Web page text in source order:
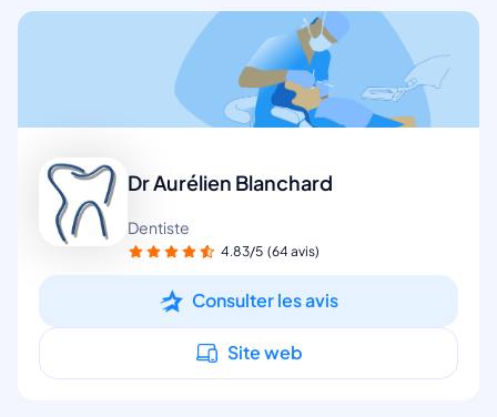
Dr Aurélien Blanchard
Dentiste
4.83/5 (64 avis)
Consulter les avis
Site web